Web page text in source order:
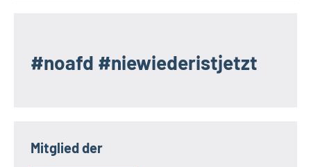
#noafd #niewiederistjetzt
Mitglied der